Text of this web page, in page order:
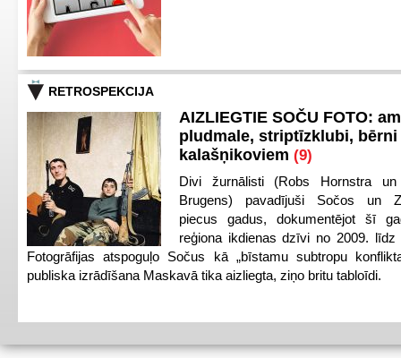
RETROSPEKCIJA
AIZLIEGTIE SOČU FOTO:
pludmale, striptīzklubi, bērni
kalašņikoviem (9)
Divi žurnālisti (Robs Hornstra
Brugens) pavadījuši Sočos un
piecus gadus, dokumentējot šī
reģiona ikdienas dzīvi no 2009. līdz
Fotogrāfijas atspoguļo Sočus kā „bīstamu subtropu
publiska izrādīšana Maskavā tika aizliegta, ziņo britu tabloīdi.